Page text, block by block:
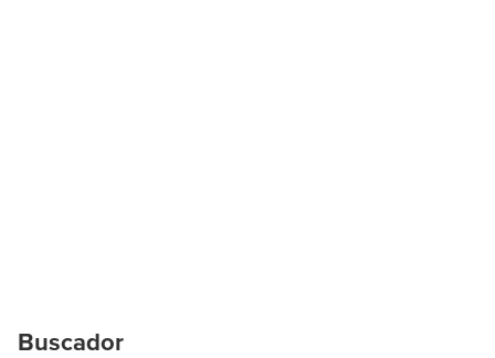
Buscador